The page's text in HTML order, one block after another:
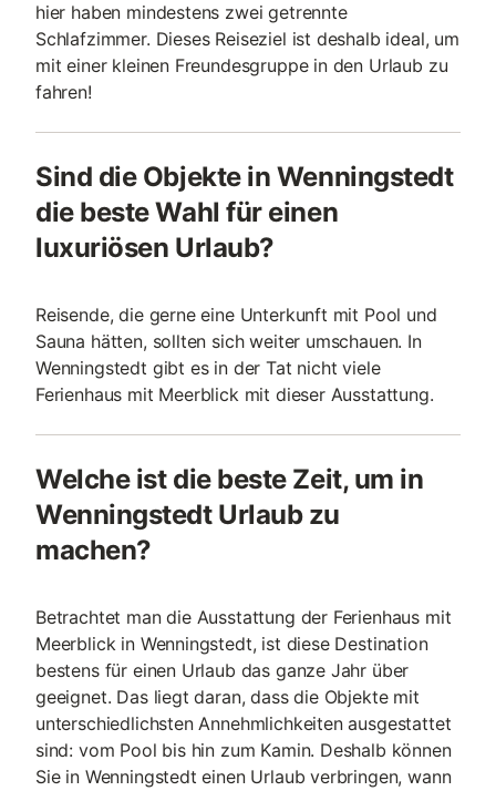
hier haben mindestens zwei getrennte
Schlafzimmer. Dieses Reiseziel ist deshalb ideal, um
mit einer kleinen Freundesgruppe in den Urlaub zu
fahren!
Sind die Objekte in Wenningstedt
die beste Wahl für einen
luxuriösen Urlaub?
Reisende, die gerne eine Unterkunft mit Pool und
Sauna hätten, sollten sich weiter umschauen. In
Wenningstedt gibt es in der Tat nicht viele
Ferienhaus mit Meerblick mit dieser Ausstattung.
Welche ist die beste Zeit, um in
Wenningstedt Urlaub zu
machen?
Betrachtet man die Ausstattung der Ferienhaus mit
Meerblick in Wenningstedt, ist diese Destination
bestens für einen Urlaub das ganze Jahr über
geeignet. Das liegt daran, dass die Objekte mit
unterschiedlichsten Annehmlichkeiten ausgestattet
sind: vom Pool bis hin zum Kamin. Deshalb können
Sie in Wenningstedt einen Urlaub verbringen, wann